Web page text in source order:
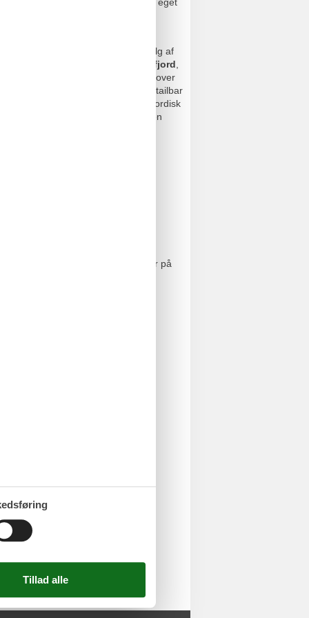
barer. Her finder I et bredt udvalg af
prøve à la carte restauranten
Isfjord
morgen, middag og aften. Derudover
den spændende gin- og cocktailbar
, som i ægte nordisk
ølbar
, bowling-baren
sauna, massage,
i fitnessafdelingen eller løbe en tur på
Foruden wellness- og
(inkl. i opholdet)
til lejeprisen.